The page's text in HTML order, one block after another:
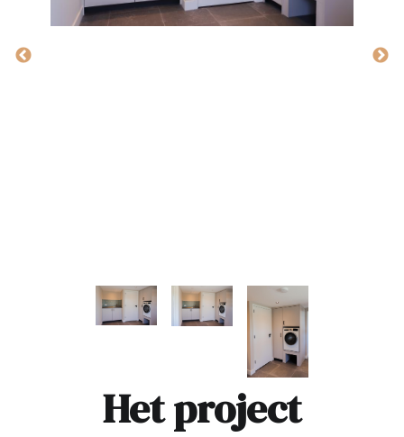
Het project